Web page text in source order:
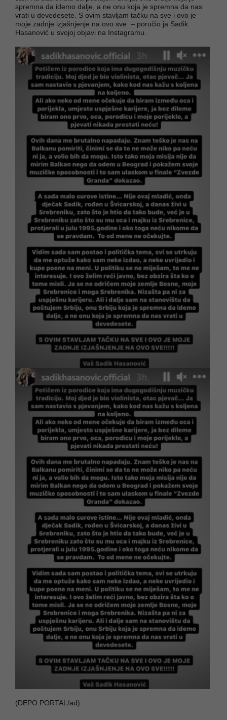
spremna da idemo dalje, a ne onu koja je spremna da nas
vrati u devedesete. S ovim stavljam tačku na sve i ovo je
moje zadnje izjašnjenje na ovo sve – poručio ja Sadik
Hasanović u svojoj objavi na Instagramu.
(DEPO PORTAL/ad)